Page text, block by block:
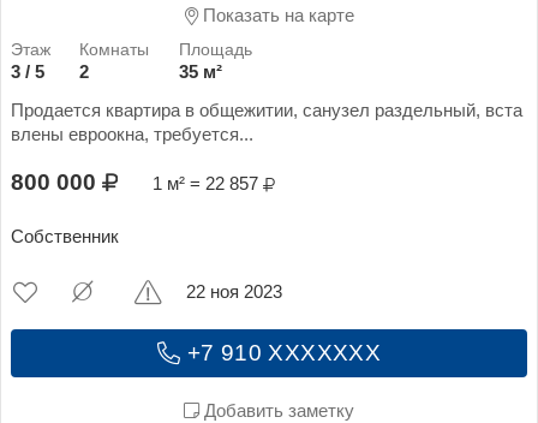
Показать на карте
3 / 5 2
35 м²
Продается квартира в общежитии, санузел раздельный, вста
влены евроокна, требуется...
800 000 1 м² = 22 857
Собственник
+7 910 XXXXXXX
Добавить заметку
22 ноя 2023